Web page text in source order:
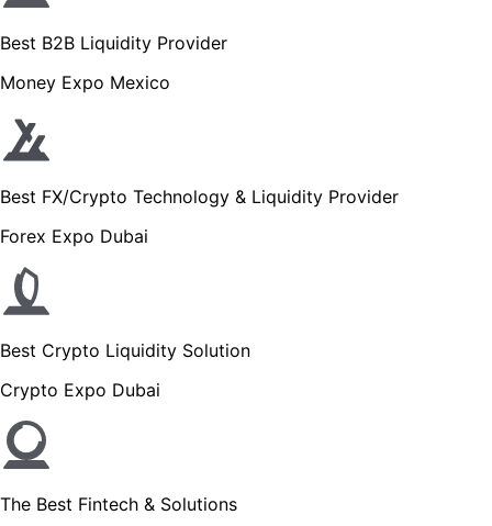
Best B2B Liquidity Provider
Money Expo Mexico
Best FX/Crypto Technology & Liquidity Provider
Forex Expo Dubai
Best Crypto Liquidity Solution
Crypto Expo Dubai
The Best Fintech & Solutions